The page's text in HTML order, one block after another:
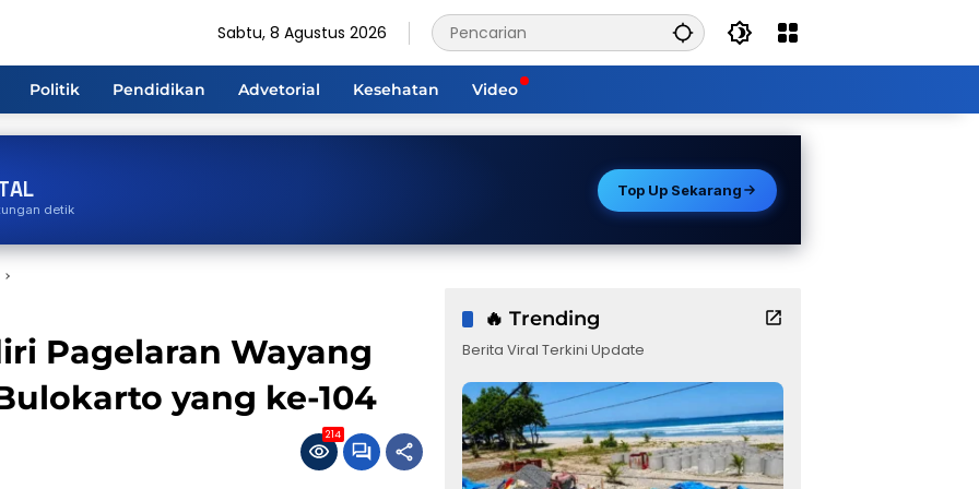
Sabtu, 8 Agustus 2026
Politik Pendidikan Advetorial Kesehatan Video
detik
Top Up Sekarang
Pagelaran Wayang
yang ke-104
214
🔥 Trending
Berita Viral Terkini Update